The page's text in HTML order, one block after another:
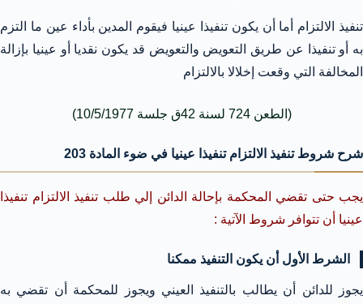
تنفيذ الالتزام أما أن يكون تنفيذا عينيا فيقوم المدين بأداء عين ما التزم
به أو تنفيذا عن طريق التعويض والتعويض قد يكون نقديا أو عينيا بإزالة
المخالفة التي وقعت إخلالا بالالتزام
(الطعن 724 لسنة 42ق جلسة 10/5/1977)
شرح شروط تنفيذ الالتزام تنفيذا عينيا في ضوء المادة 203
يجب حتى تقضي المحكمة بإحالة الدائن إلي طلب تنفيذ الالتزام تنفيذا
عينيا أن تتوافر شروط الآتية :
الشرط الأول أن يكون التنفيذ ممكنا
يجوز للدائن أن يطالب بالتنفيذ العيني ويجوز للمحكمة أن تقضي به